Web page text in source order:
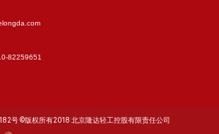
82259651
号 ©️版权所有2018 北京隆达轻工控股有限责任公司